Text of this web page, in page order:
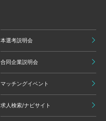
本選考説明会
合同企業説明会
マッチングイベント
求人検索/ナビサイト